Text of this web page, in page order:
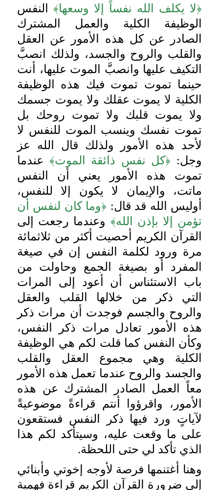
﴿لا يكلف الله نفساً إلا وسعها﴾ النفس
الوظيفة الكلية والعمل المشترك
الصادر عن كل هذه الأمور عن العقل
والقلب والروح والجسد، ولذلك انصبَّ
التكيف عليها وانصبَّ الموت عليها، أنت
حينما تموت تموت فيك هذه الوظيفة
الكلية لا يموت عقلك ولا يموت جسمك
ولا يموت قلبك ولا تموت روحك بل
تموت نفسك وينسب الموت للنفس لا
لأحد هذه الأمور ولذلك قال الله عز
وجل: ﴿كل نفس ذائقة الموت﴾ عندما
تموت هذه الأمور يعني أن النفس
ماتت، والإيمان لا يكون إلا للنفس،
أوليس الله قد قال: ﴿وما كان لنفس أن
تؤمن إلا بإذن الله﴾ وعندما رجعت إلى
القرآن الكريم أحصيت أكثر من ثلاثمائة
مرة ورود لكلمة النفس إن في صيغة
المفرد أو بصيغة الجمع وحاولت من
باب الاستئناس أن أعود إلى المرات
التي ذكر من خلالها القلب والعقل
والروح والجسم فوجدت أن مرات ذكر
هذه الأمور تعادل مرات ذكر النفس،
وكأن النفس كما قلت لكم هي الوظيفة
الكلية وهي مجموع العقل والقلب
والجسد والروح عندما تعمل هذه الأمور
معاً العمل الصادر المشترك عن هذه
الأمور، واقرؤوا أنتم قراءةً موضوعيةً
لآياتٍ ورد فيها ذكر النفس فستقعون
على ما وقعت عليه، وسيتأكد لكم هذا
الذي تأكد لي حتى اللحظة.
وهنا أغتنمها فرصة لأوجه إخوتي وأبنائي
إلى ضرورة القرآن الكريم قراءة فهمية